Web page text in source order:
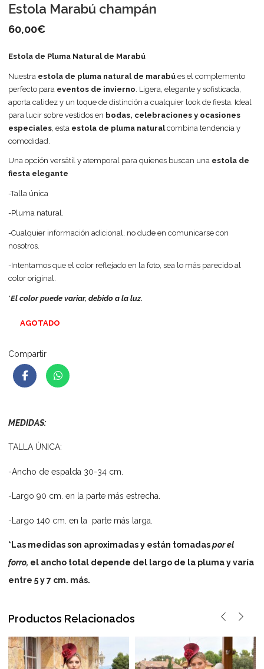
Estola Marabú champán
60,00€
Estola de Pluma Natural de Marabú
Nuestra estola de pluma natural de marabú es el complemento
perfecto para eventos de invierno . Ligera, elegante y sofisticada,
aporta calidez y un toque de distinción a cualquier look de fiesta. Ideal
para lucir sobre vestidos en bodas, celebraciones y ocasiones
especiales , esta estola de pluma naturalcombina tendencia y
comodidad.
Una opción versátil y atemporal para quienes buscan una estola de
fiesta elegante
-Talla única
-Pluma natural.
-Cualquier información adicional, no dude en comunicarse con
nosotros.
-Intentamos que el color reflejado en la foto, sea lo más parecido al
color original.
*El color puede variar, debido a la luz.
AGOTADO
Compartir
MEDIDAS:
TALLA ÚNICA:
-Ancho de espalda 30-34 cm.
-Largo 90 cm. en la parte más estrecha.
-Largo 140 cm. en la parte más larga.
*Las medidas son aproximadas y están tomadaspor el
forro, el ancho total depende del largo de la pluma y varía
entre 5 y 7 cm. más.
Productos Relacionados